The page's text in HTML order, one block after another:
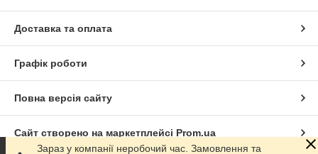
Доставка та оплата
Графік роботи
Повна версія сайту
Сайт створено на маркетплейсі Prom.ua
Зараз у компанії неробочий час. Замовлення та